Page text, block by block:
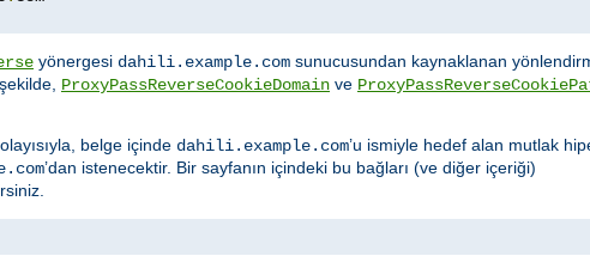
yönergesi dahili.example.com sunucusundan kaynaklanan
ProxyPassReverseCookieDomain ve
belge içinde dahili.example.com’u ismiyle hedef alan mutlak
’dan istenecektir. Bir sayfanın içindeki bu bağları (ve diğer içeriği)